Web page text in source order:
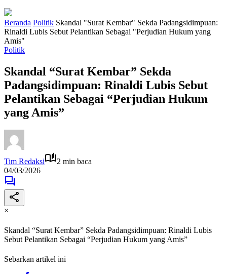
Beranda Politik Skandal "Surat Kembar" Sekda Padangsidimpuan:
Rinaldi Lubis Sebut Pelantikan Sebagai "Perjudian Hukum yang
Amis"
Politik
Skandal “Surat Kembar” Sekda
Padangsidimpuan: Rinaldi Lubis Sebut
Pelantikan Sebagai “Perjudian Hukum
yang Amis”
Tim Redaksi
2 min baca
04/03/2026
×
Skandal “Surat Kembar” Sekda Padangsidimpuan: Rinaldi Lubis
Sebut Pelantikan Sebagai “Perjudian Hukum yang Amis”
Sebarkan artikel ini